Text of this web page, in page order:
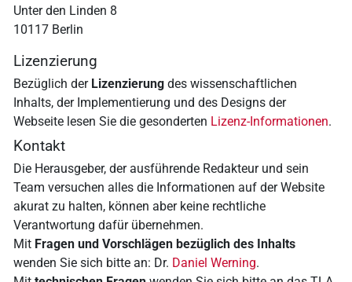
Unter den Linden 8
10117 Berlin
Lizenzierung
Bezüglich der Lizenzierung des wissenschaftlichen
Inhalts, der Implementierung und des Designs der
Webseite lesen Sie die gesonderten Lizenz-Informationen.
Kontakt
Die Herausgeber, der ausführende Redakteur und sein
Team versuchen alles die Informationen auf der Website
akurat zu halten, können aber keine rechtliche
Verantwortung dafür übernehmen.
Mit Fragen und Vorschlägen bezüglich des Inhalts
wenden Sie sich bitte an: Dr. Daniel Werning.